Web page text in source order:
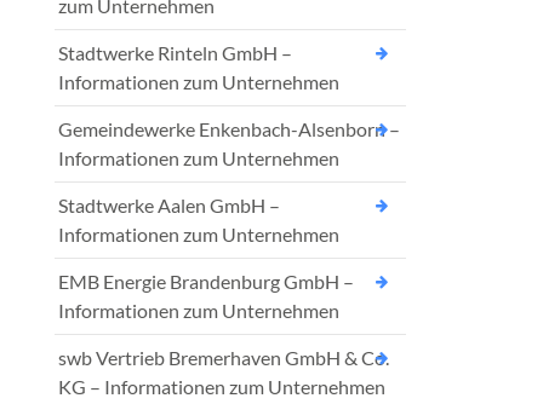
zum Unternehmen
Stadtwerke Rinteln GmbH –
Informationen zum Unternehmen
Gemeindewerke Enkenbach-Alsenborn –
Informationen zum Unternehmen
Stadtwerke Aalen GmbH –
Informationen zum Unternehmen
EMB Energie Brandenburg GmbH –
Informationen zum Unternehmen
swb Vertrieb Bremerhaven GmbH & Co.
KG – Informationen zum Unternehmen